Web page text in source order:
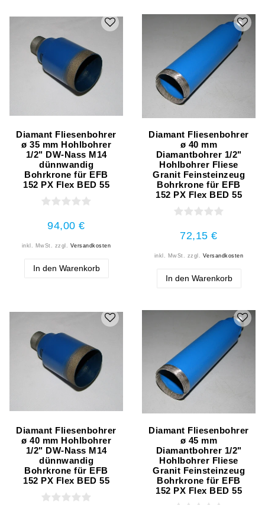
Diamant Fliesenbohrer
ø 35 mm Hohlbohrer
1/2" DW-Nass M14
dünnwandig
Bohrkrone für EFB
152 PX Flex BED 55
94,00 €
inkl. MwSt. zzgl. Versandkosten
In den Warenkorb
Diamant Fliesenbohrer
ø 40 mm
Diamantbohrer 1/2"
Hohlbohrer Fliese
Granit Feinsteinzeug
Bohrkrone für EFB
152 PX Flex BED 55
72,15 €
inkl. MwSt. zzgl. Versandkosten
In den Warenkorb
Diamant Fliesenbohrer
ø 40 mm Hohlbohrer
1/2" DW-Nass M14
dünnwandig
Bohrkrone für EFB
152 PX Flex BED 55
Diamant Fliesenbohrer
ø 45 mm
Diamantbohrer 1/2"
Hohlbohrer Fliese
Granit Feinsteinzeug
Bohrkrone für EFB
152 PX Flex BED 55